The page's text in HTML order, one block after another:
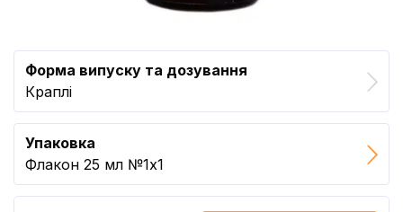
Форма випуску та дозування
Краплі
Упаковка
Флакон 25 мл №1x1